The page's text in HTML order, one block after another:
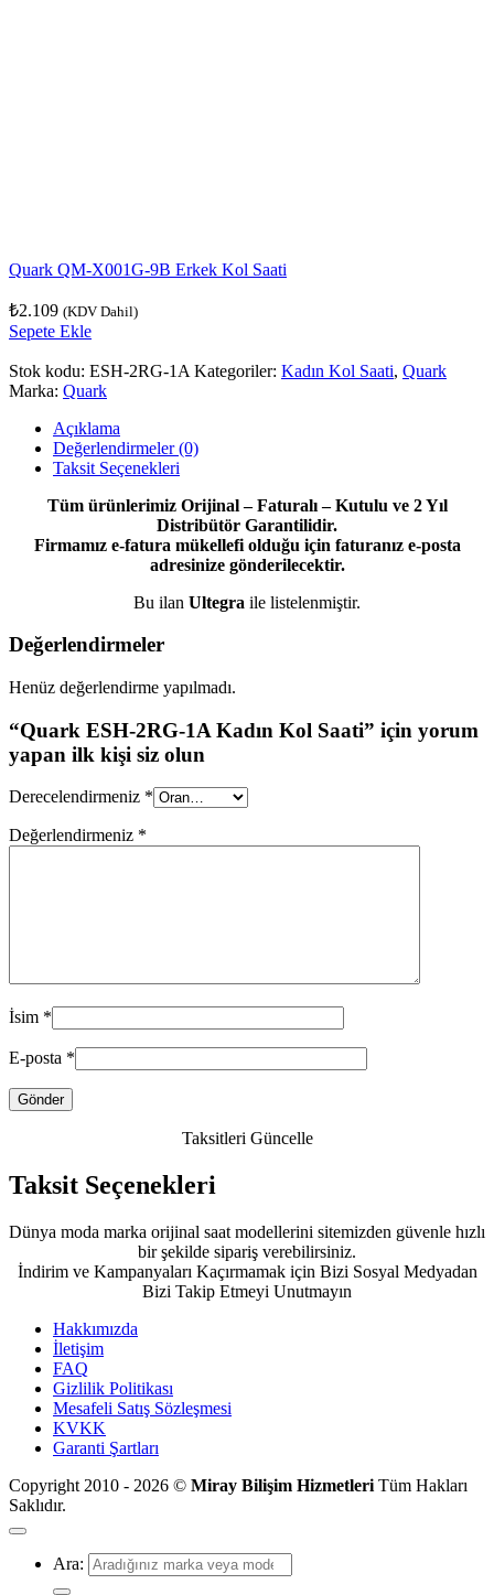
Quark QM-X001G-9B Erkek Kol Saati
₺2.109 (KDV Dahil)
Sepete Ekle
Stok kodu: ESH-2RG-1A Kategoriler: Kadın Kol Saati, Quark
Marka: Quark
Açıklama
Değerlendirmeler (0)
Taksit Seçenekleri
Tüm ürünlerimiz Orijinal – Faturalı – Kutulu ve 2 Yıl
Distribütör Garantilidir.
Firmamız e-fatura mükellefi olduğu için faturanız e-posta
adresinize gönderilecektir.
Bu ilan Ultegra ile listelenmiştir.
Değerlendirmeler
Henüz değerlendirme yapılmadı.
“Quark ESH-2RG-1A Kadın Kol Saati” için yorum
yapan ilk kişi siz olun
Derecelendirmeniz *
Değerlendirmeniz *
İsim *
E-posta *
Taksitleri Güncelle
Taksit Seçenekleri
Dünya moda marka orijinal saat modellerini sitemizden güvenle hızlı
bir şekilde sipariş verebilirsiniz.
İndirim ve Kampanyaları Kaçırmamak için Bizi Sosyal Medyadan
Bizi Takip Etmeyi Unutmayın
Hakkımızda
İletişim
FAQ
Gizlilik Politikası
Mesafeli Satış Sözleşmesi
KVKK
Garanti Şartları
Copyright 2010 - 2026 © Miray Bilişim Hizmetleri Tüm Hakları
Saklıdır.
Ara: